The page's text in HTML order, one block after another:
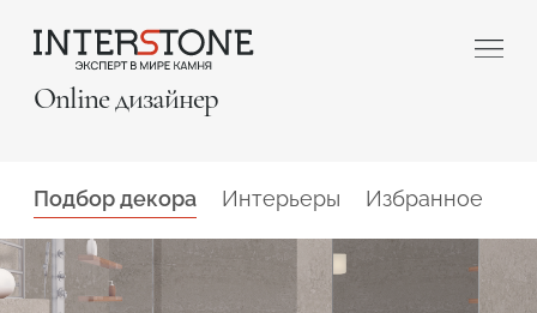
Online дизайнер
Подбор декора Интерьеры Избранное
Стена Фасад ванной
Душевая кабина Столешница
Фасад